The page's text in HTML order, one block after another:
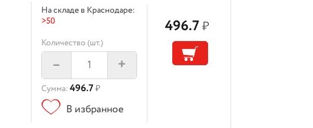
На складе в Краснодаре:
>50
Количество (шт.)
– +
Сумма: 496.7₽
В избранное
496.7₽